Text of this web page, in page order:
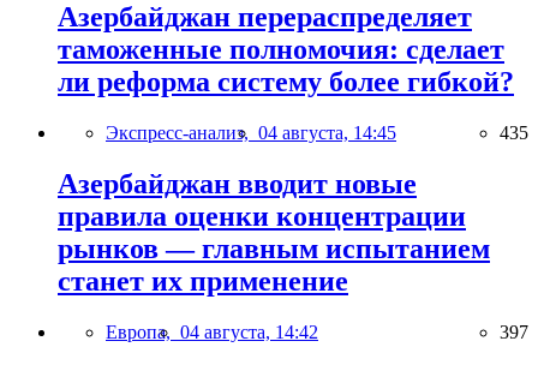
Азербайджан перераспределяет
таможенные полномочия: сделает
ли реформа систему более гибкой?
Экспресс-анализ, 04 августа, 14:45 435
Азербайджан вводит новые
правила оценки концентрации
рынков — главным испытанием
станет их применение
Европа, 04 августа, 14:42 397